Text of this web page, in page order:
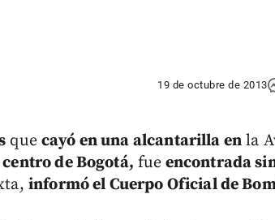
19 de octubre de 2013
que cayó en una alcantarilla en la
centro de Bogotá, fue encontrada
informó el Cuerpo Oficial de